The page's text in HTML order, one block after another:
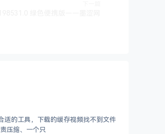
一个只负责压缩、一个只